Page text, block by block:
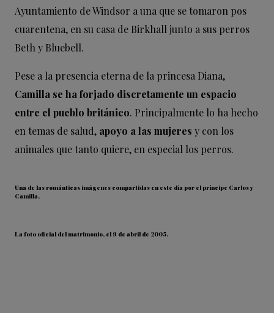
Ayuntamiento de Windsor a una que se tomaron pos
cuarentena, en su casa de Birkhall junto a sus perros
Beth y Bluebell.
Pese a la presencia eterna de la princesa Diana,
Camilla se ha forjado discretamente un espacio
entre el pueblo británico. Principalmente lo ha hecho
en temas de salud, apoyo a las mujeres y con los
animales que tanto quiere, en especial los perros.
Una de las románticas imágenes compartidas en este día por el príncipe Carlos y
Camilla.
La foto oficial del matrimonio, el 9 de abril de 2005.